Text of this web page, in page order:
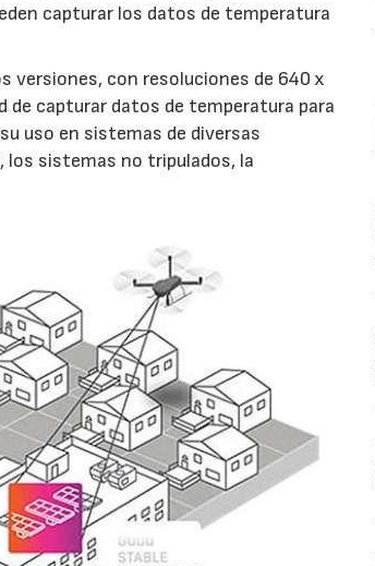
capturar los datos de temperatura
versiones, con resoluciones de 640 x
de capturar datos de temperatura para
uso en sistemas de diversas
los sistemas no tripulados, la
28/07/2026